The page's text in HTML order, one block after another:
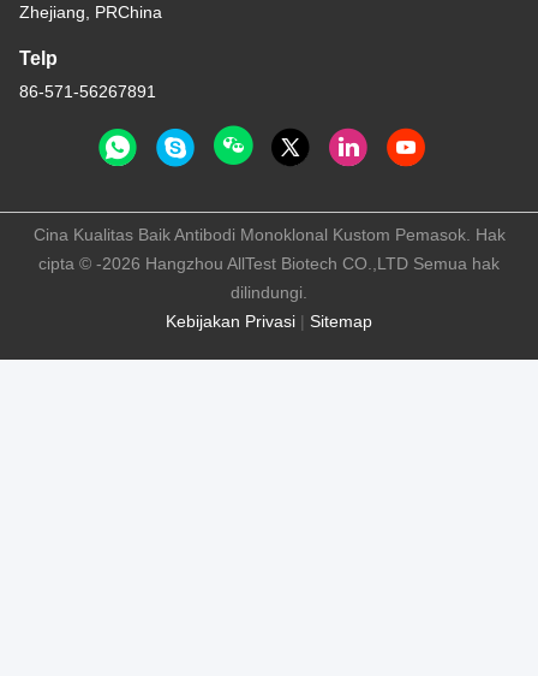
Zhejiang, PRChina
Telp
86-571-56267891
Kebijakan Privasi | Sitemap
Cina Kualitas Baik Antibodi Monoklonal Kustom Pemasok. Hak
cipta © -2026 Hangzhou AllTest Biotech CO.,LTD Semua hak
dilindungi.